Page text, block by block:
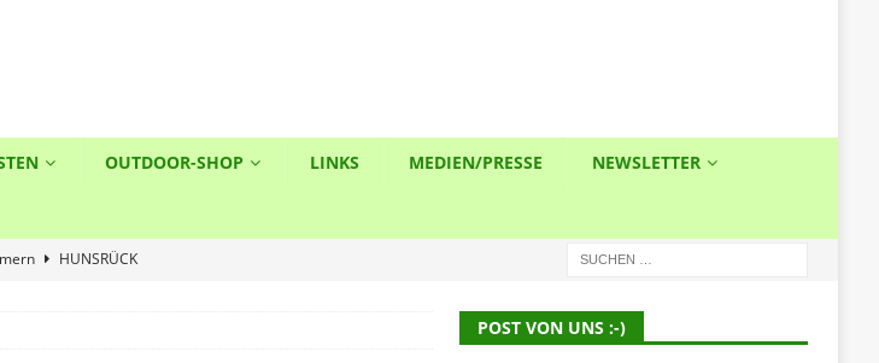
OUTDOOR-SHOP LINKS MEDIEN/PRESSE NEWSLETTER
HUNSRÜCK
POST VON UNS :-)